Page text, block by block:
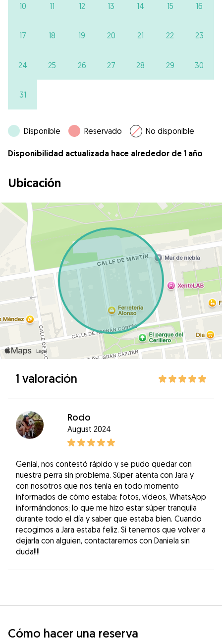
10 11 12 13 14 15 16
17 18 19 20 21 22 23
24 25 26 27 28 29 30
31
Disponible Reservado No disponible
Disponibilidad actualizada hace alrededor de 1 año
Ubicación
1 valoración
Rocio
August 2024
Genial, nos contestó rápido y se pudo quedar con
nuestra perra sin problema. Súper atenta con Jara y
con nosotros que nos tenía en todo momento
informados de cómo estaba: fotos, vídeos, WhatsApp
informándonos; lo que me hizo estar súper tranquila
durante todo el día y saber que estaba bien. Cuando
recogimos a Jara estaba feliz. Si tenemos que volver a
dejarla con alguien, contactaremos con Daniela sin
duda!!!!
Cómo hacer una reserva